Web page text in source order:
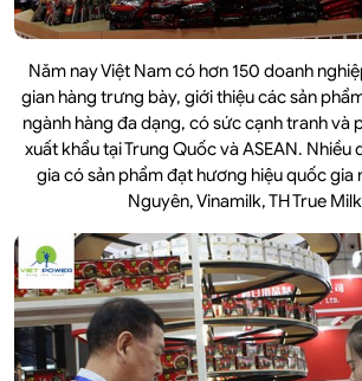
Năm nay Việt Nam có hơn 150 doanh
gian hàng trưng bày, giới thiệu các sản
ngành hàng đa dạng, có sức cạnh tranh và
xuất khẩu tại Trung Quốc và ASEAN. Nhiều
gia có sản phẩm đạt hương hiệu quốc gia
Nguyên, Vinamilk, TH True